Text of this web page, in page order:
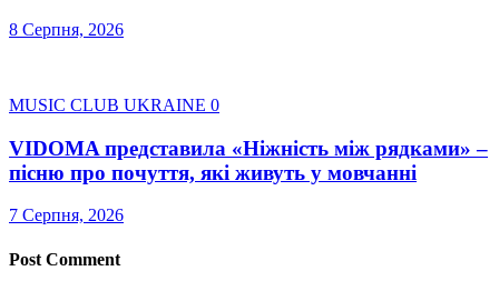
8 Серпня, 2026
MUSIC CLUB UKRAINE 0
VIDOMA представила «Ніжність між рядками» –
пісню про почуття, які живуть у мовчанні
7 Серпня, 2026
Post Comment